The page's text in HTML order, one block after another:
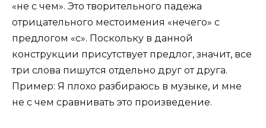
«не с чем». Это творительного падежа
отрицательного местоимения «нечего» с
предлогом «с». Поскольку в данной
конструкции присутствует предлог, значит, все
три слова пишутся отдельно друг от друга.
Пример: Я плохо разбираюсь в музыке, и мне
не с чем сравнивать это произведение.